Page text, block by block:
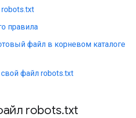
правила
файл в корневом каталоге
свой файл robots.txt
robots.txt